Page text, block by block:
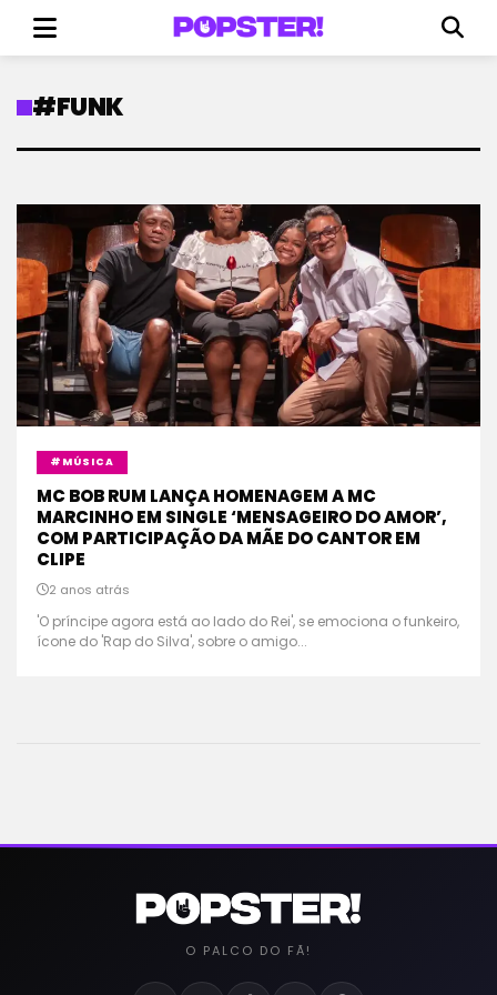
#FUNK
#MÚSICA
MC BOB RUM LANÇA HOMENAGEM A MC
MARCINHO EM SINGLE ‘MENSAGEIRO DO AMOR’,
COM PARTICIPAÇÃO DA MÃE DO CANTOR EM
CLIPE
2 anos atrás
'O príncipe agora está ao lado do Rei', se emociona o funkeiro,
ícone do 'Rap do Silva', sobre o amigo...
O PALCO DO FÃ!